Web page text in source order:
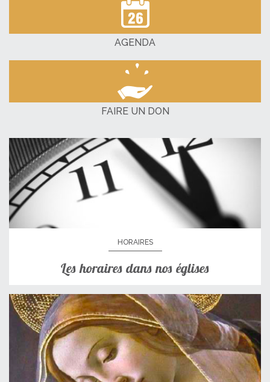
AGENDA
FAIRE UN DON
HORAIRES
Les horaires dans nos églises